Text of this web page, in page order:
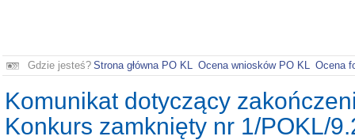
Gdzie jesteś? Strona główna PO KL Ocena wniosków PO KL Ocena
Komunikat dotyczący
Konkurs zamknięty nr 1/POKL/